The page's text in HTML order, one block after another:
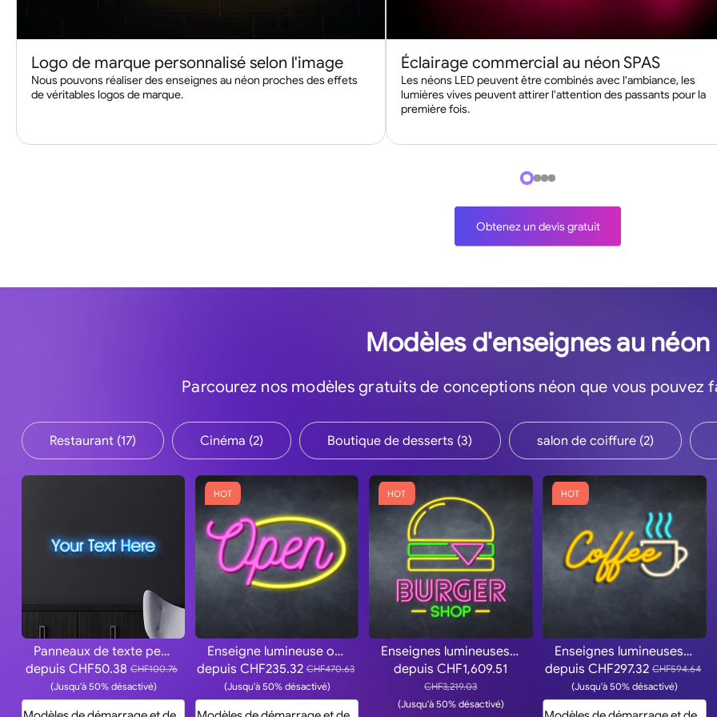
jours
Nous pouvons réaliser des enseignes au néon proches des effets
de véritables logos de marque.
Logo de marque personnalisé selon l'image
Les néons LED peuvent être combinés avec l'ambiance, les
lumières vives peuvent attirer l'attention des passants pour la
première fois.
Éclairage commercial au néon SPAS
Obtenez un devis gratuit
Modèles d'enseignes au néon
Parcourez nos modèles gratuits de conceptions néon que vous pouvez
Restaurant (17) Cinéma (2) Boutique de desserts (3) salon de coiffure (2)
Panneaux de texte personnalisés
depuisCHF50.38 CHF100.76
(Jusqu'à 50% désactivé)
HOT
Enseigne lumineuse ouverte
depuis CHF235.32 CHF470.63
(Jusqu'à 50% désactivé)
HOT
Enseignes lumineuses de restaurants de hamburgers
depuisCHF1,609.51
CHF3,219.03
(Jusqu'à 50% désactivé)
HOT
Enseignes lumineuses de tasses à café
depuisCHF297.32 CHF594.64
(Jusqu'à 50% désactivé)